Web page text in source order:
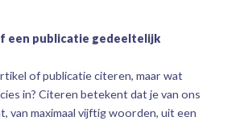
een publicatie gedeeltelijk
of publicatie citeren, maar wat
in? Citeren betekent dat je van ons
van maximaal vijftig woorden, uit een